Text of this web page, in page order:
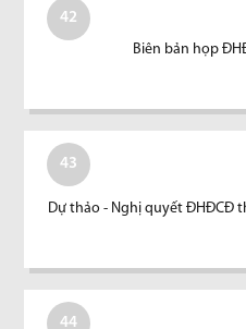
42
Biên bản họp
43
Dự thảo - Nghị quyết ĐHĐCĐ
44